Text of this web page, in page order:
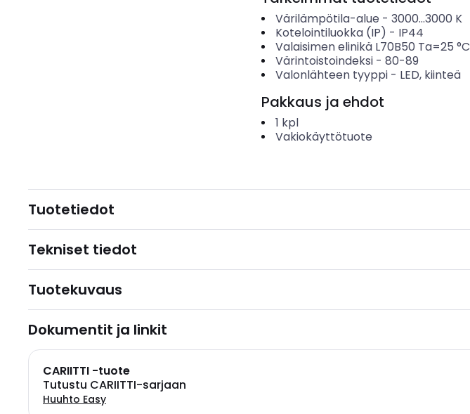
Värilämpötila-alue - 3000...3000 K
Kotelointiluokka (IP) - IP44
Valaisimen elinikä L70B50 Ta=25 °C
Värintoistoindeksi- 80-89
Valonlähteen tyyppi- LED, kiinteä
Pakkaus ja ehdot
1 kpl
Vakiokäyttötuote
Tuotetiedot
Tekniset tiedot
Tuotekuvaus
Dokumentit ja linkit
CARIITTI -tuote
Tutustu CARIITTI-sarjaan
Huuhto Easy